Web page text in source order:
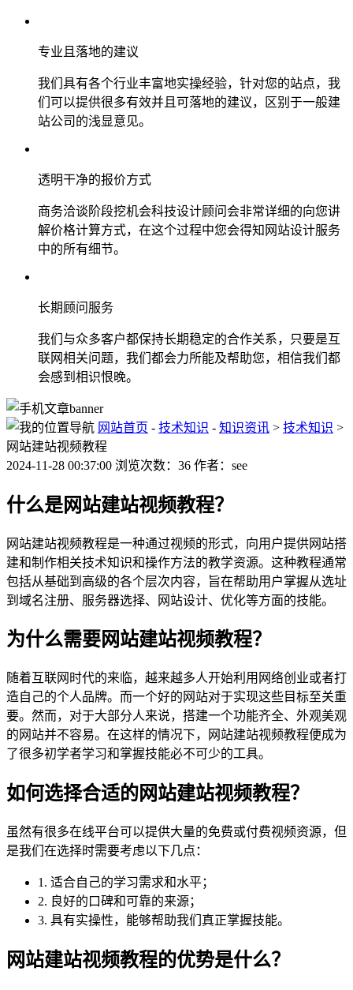
专业且落地的建议
我们具有各个行业丰富地实操经验，针对您的站点，我
们可以提供很多有效并且可落地的建议，区别于一般建
站公司的浅显意见。
透明干净的报价方式
商务洽谈阶段挖机会科技设计顾问会非常详细的向您讲
解价格计算方式，在这个过程中您会得知网站设计服务
中的所有细节。
长期顾问服务
我们与众多客户都保持长期稳定的合作关系，只要是互
联网相关问题，我们都会力所能及帮助您，相信我们都
会感到相识恨晚。
网站首页 - 技术知识 - 知识资讯 > 技术知识 >
网站建站视频教程
2024-11-28 00:37:00 浏览次数：36 作者：see
什么是网站建站视频教程？
网站建站视频教程是一种通过视频的形式，向用户提供网站搭
建和制作相关技术知识和操作方法的教学资源。这种教程通常
包括从基础到高级的各个层次内容，旨在帮助用户掌握从选址
到域名注册、服务器选择、网站设计、优化等方面的技能。
为什么需要网站建站视频教程？
随着互联网时代的来临，越来越多人开始利用网络创业或者打
造自己的个人品牌。而一个好的网站对于实现这些目标至关重
要。然而，对于大部分人来说，搭建一个功能齐全、外观美观
的网站并不容易。在这样的情况下，网站建站视频教程便成为
了很多初学者学习和掌握技能必不可少的工具。
如何选择合适的网站建站视频教程？
虽然有很多在线平台可以提供大量的免费或付费视频资源，但
是我们在选择时需要考虑以下几点：
1. 适合自己的学习需求和水平；
2. 良好的口碑和可靠的来源；
3. 具有实操性，能够帮助我们真正掌握技能。
网站建站视频教程的优势是什么？